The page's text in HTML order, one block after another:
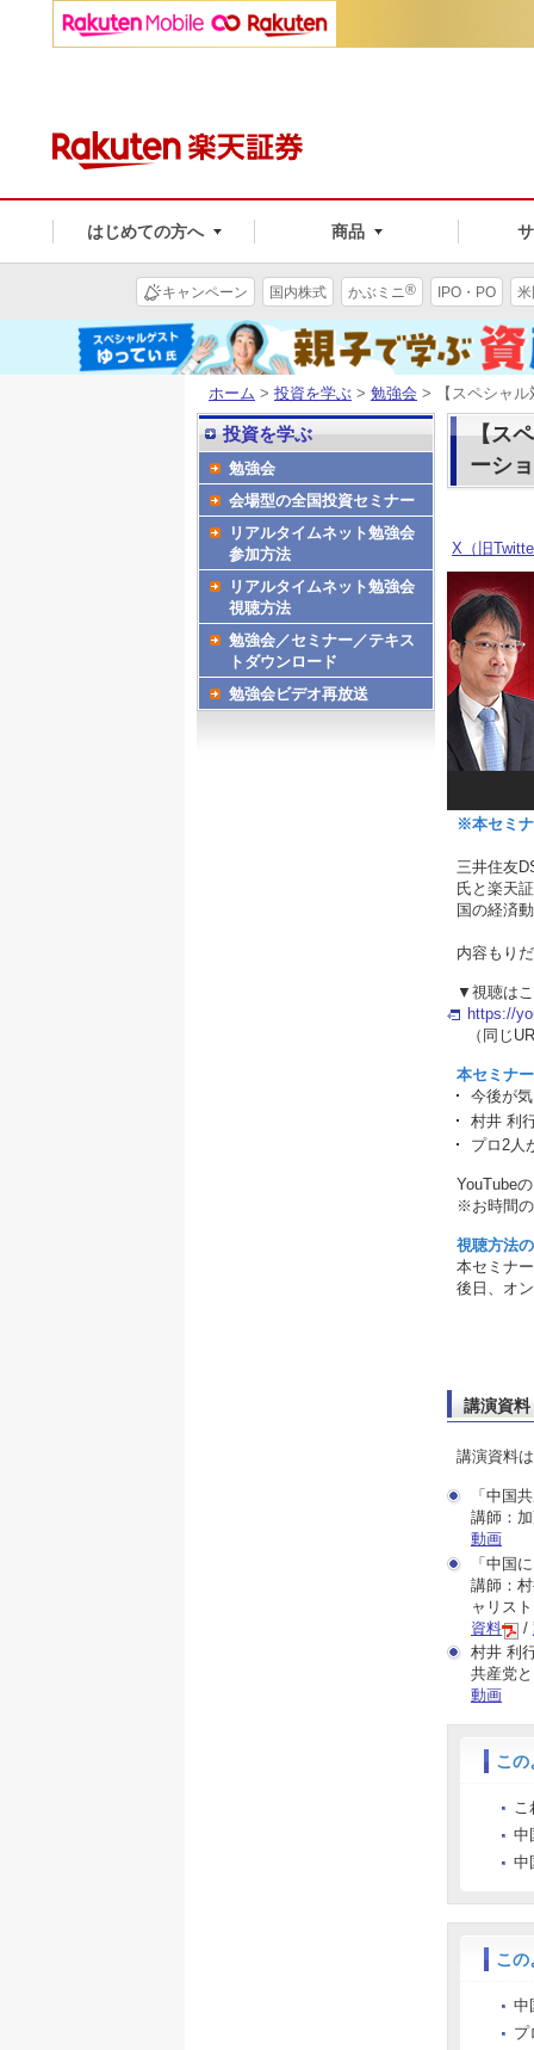
はじめての方へ 商品
キャンペーン 国内株式 かぶミニ® IPO・PO
ホーム > 投資を学ぶ > 勉強会 > 【スペシャル
【ス
ーシ
X（旧
※本セミ
三井住友
氏と楽天
国の経済
内容もり
▼視聴は
https://
（同じ
本セミナ
今後が
村井 利
プロ2人
YouTube
※お時間
視聴方法
本セミナ
後日、オ
講演資料
講演資料
「中国
講師：
動画
「中国
講師：
ャリス
資料
/
村井 利
共産党
動画
この
こ
中
中
この
中
プ
投資を学ぶ
勉強会
会場型の全国投資セミナー
リアルタイムネット勉強会
参加方法
リアルタイムネット勉強会
視聴方法
勉強会／セミナー／テキス
トダウンロード
勉強会ビデオ再放送